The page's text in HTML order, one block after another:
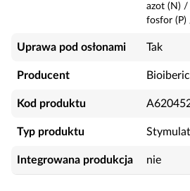
azot (N) /
fosfor (P)
Uprawa pod osłonami Tak
Producent
Kod produktu
Typ produktu
Integrowana produkcja nie